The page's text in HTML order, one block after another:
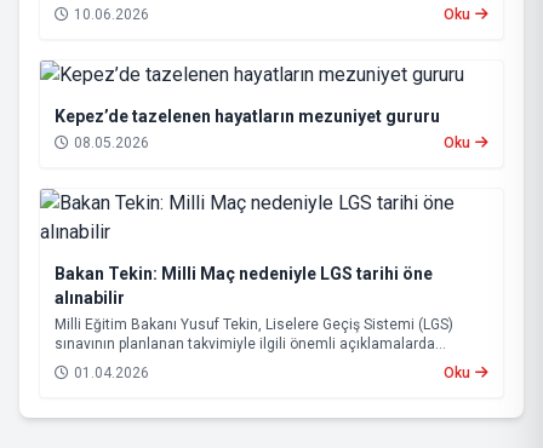
10.06.2026 Oku
Kepez’de tazelenen hayatların mezuniyet gururu
08.05.2026 Oku
Bakan Tekin: Milli Maç nedeniyle LGS tarihi öne
alınabilir
Milli Eğitim Bakanı Yusuf Tekin, Liselere Geçiş Sistemi (LGS)
sınavının planlanan takvimiyle ilgili önemli açıklamalarda
bulundu.
01.04.2026 Oku